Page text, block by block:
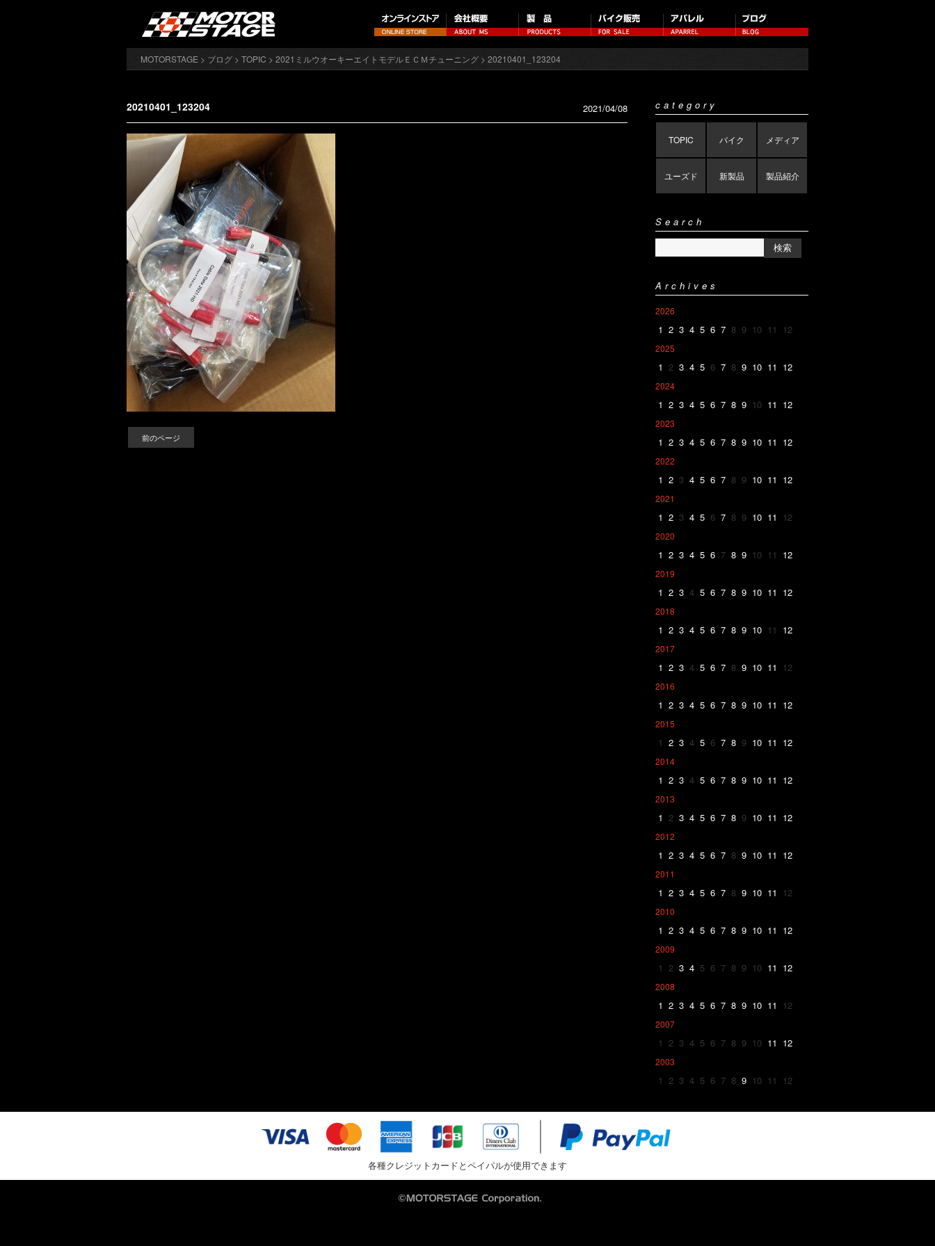
MOTORSTAGE > ブログ > TOPIC > 2021ミルウオーキーエイトモデルＥＣＭチューニング > 20210401_123204
20210401_123204 2021/04/08
前のページ
category
TOPIC バイク メディア
ユーズド 新製品 製品紹介
Search
Archives
2026
1 2 3 4 5 6 7 8 9 10 11 12
2025
1 2 3 4 5 6 7 8 9 10 11 12
2024
1 2 3 4 5 6 7 8 9 10 11 12
2023
1 2 3 4 5 6 7 8 9 10 11 12
2022
1 2 3 4 5 6 7 8 9 10 11 12
2021
1 2 3 4 5 6 7 8 9 10 11 12
2020
1 2 3 4 5 6 7 8 9 10 11 12
2019
1 2 3 4 5 6 7 8 9 10 11 12
2018
1 2 3 4 5 6 7 8 9 10 11 12
2017
1 2 3 4 5 6 7 8 9 10 11 12
2016
1 2 3 4 5 6 7 8 9 10 11 12
2015
1 2 3 4 5 6 7 8 9 10 11 12
2014
1 2 3 4 5 6 7 8 9 10 11 12
2013
1 2 3 4 5 6 7 8 9 10 11 12
2012
1 2 3 4 5 6 7 8 9 10 11 12
2011
1 2 3 4 5 6 7 8 9 10 11 12
2010
1 2 3 4 5 6 7 8 9 10 11 12
2009
1 2 3 4 5 6 7 8 9 10 11 12
2008
1 2 3 4 5 6 7 8 9 10 11 12
2007
1 2 3 4 5 6 7 8 9 10 11 12
2003
1 2 3 4 5 6 7 8 9 10 11 12
各種クレジットカードとペイパルが使用できます